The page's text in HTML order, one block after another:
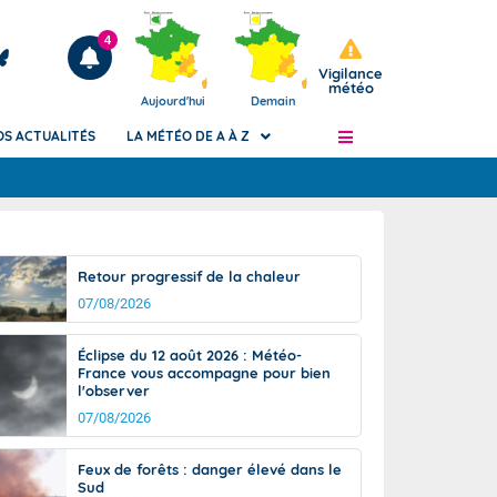
Articles
4
Aujourd'hui Demain
Vigilance
météo
de
Phénomènes dangereux de J+2 à J+7
Avertissement pluies intenses à l'échelle
des communes (Apic)
Bulletins Marine
Bulletins d'estimation du risque
d'avalanche
Météo des forêts
Vigicrues
ACTUALITÉS LA MÉTÉO DE A À Z
Retour progressif de la chaleur
07/08/2026
Éclipse du 12 août 2026 : Météo-
France vous accompagne pour bien
l'observer
07/08/2026
Feux de forêts : danger élevé dans le
Sud